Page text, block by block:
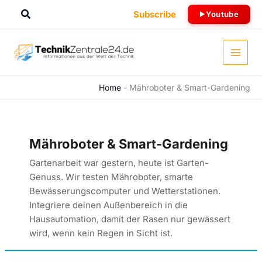
Suchen Subscribe Youtube
Home - Mähroboter & Smart-Gardening
Mähroboter & Smart-Gardening
Gartenarbeit war gestern, heute ist Garten-
Genuss. Wir testen Mähroboter, smarte
Bewässerungscomputer und Wetterstationen.
Integriere deinen Außenbereich in die
Hausautomation, damit der Rasen nur gewässert
wird, wenn kein Regen in Sicht ist.